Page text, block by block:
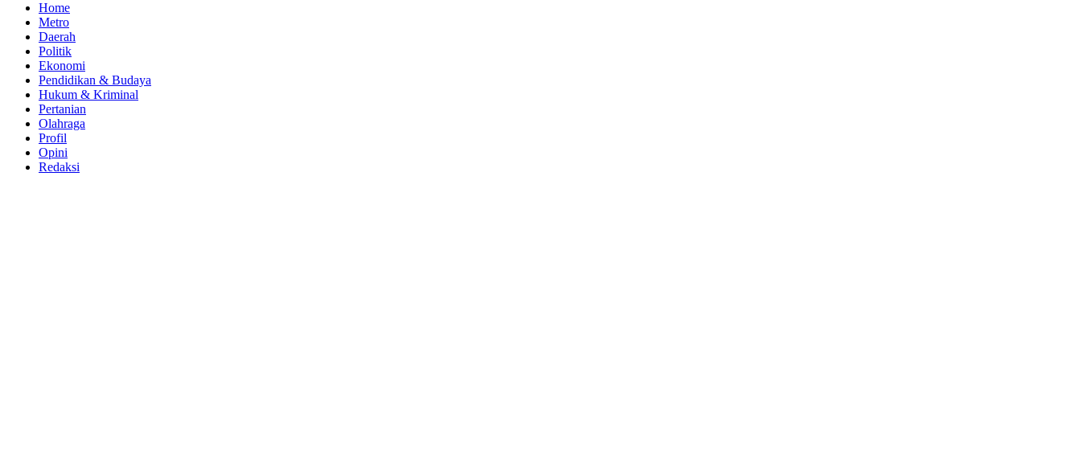
Home
Metro
Daerah
Politik
Ekonomi
Pendidikan & Budaya
Hukum & Kriminal
Pertanian
Olahraga
Profil
Opini
Redaksi